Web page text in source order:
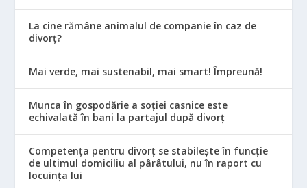
La cine rămâne animalul de companie în caz de
divorț?
Mai verde, mai sustenabil, mai smart! Împreună!
Munca în gospodărie a soției casnice este
echivalată în bani la partajul după divorț
Competența pentru divorț se stabilește în funcție
de ultimul domiciliu al pârâtului, nu în raport cu
locuinţa lui